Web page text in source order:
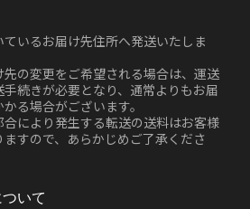
ているお届け先住所へ発送いたしま
先の変更をご希望される場合は、運送
続きが必要となり、通常よりもお届
る場合がございます。
合により発生する転送の送料はお客様
すので、あらかじめご了承くださ
いて